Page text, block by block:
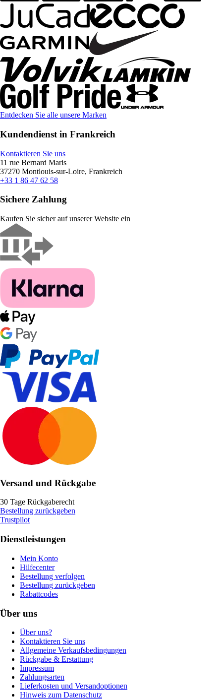
Entdecken Sie alle unsere Marken
Kundendienst in Frankreich
Kontaktieren Sie uns
11 rue Bernard Maris
37270 Montlouis-sur-Loire, Frankreich
+33 1 86 47 62 58
Sichere Zahlung
Kaufen Sie sicher auf unserer Website ein
Versand und Rückgabe
30 Tage Rückgaberecht
Bestellung zurückgeben
Trustpilot
Dienstleistungen
Mein Konto
Hilfecenter
Bestellung verfolgen
Bestellung zurückgeben
Rabattcodes
Über uns
Über uns?
Kontaktieren Sie uns
Allgemeine Verkaufsbedingungen
Rückgabe & Erstattung
Impressum
Zahlungsarten
Lieferkosten und Versandoptionen
Hinweis zum Datenschutz